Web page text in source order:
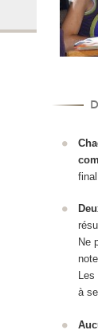
C
Ne
à